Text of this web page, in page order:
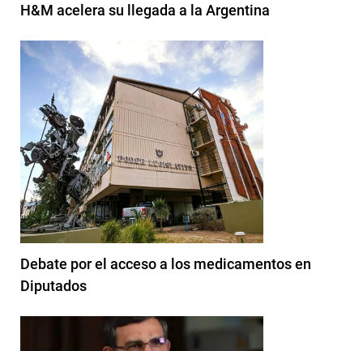
H&M acelera su llegada a la Argentina
Debate por el acceso a los medicamentos en
Diputados